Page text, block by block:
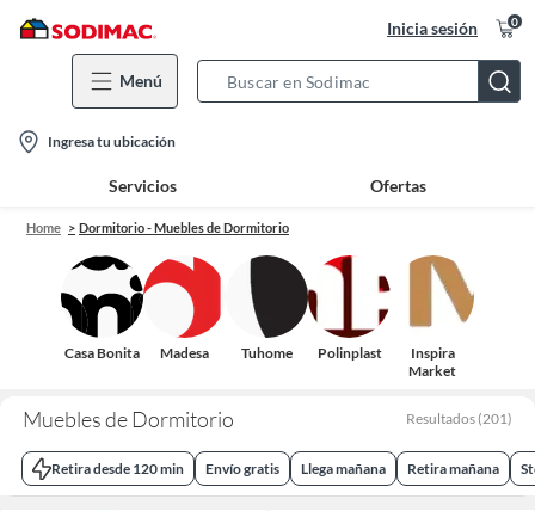
Inicia sesión 0
Menú
Bar
location-
icon
Ingresa tu ubicación
Servicios Ofertas
Home Dormitorio - Muebles de Dormitorio
Casa Bonita Madesa Tuhome Polinplast
Inspira
Market
Muebles de Dormitorio Resultados (201)
Retira desde 120 min Envío gratis Llega mañana Retira mañana